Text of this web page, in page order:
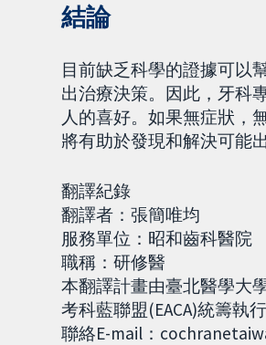
結論
目前缺乏科學的證據可以
出治療決策。因此，牙科
人的喜好。如果無症狀，
將有助於發現和解決可能
翻譯紀錄
翻譯者：張簡唯均
服務單位：昭和齒科醫院
職稱：研修醫
本翻譯計畫由臺北醫學大
考科藍聯盟(EACA)統籌執行
聯絡E-mail：